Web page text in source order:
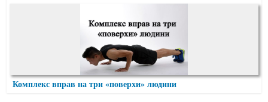
Комплекс вправ на три «поверхи» людини